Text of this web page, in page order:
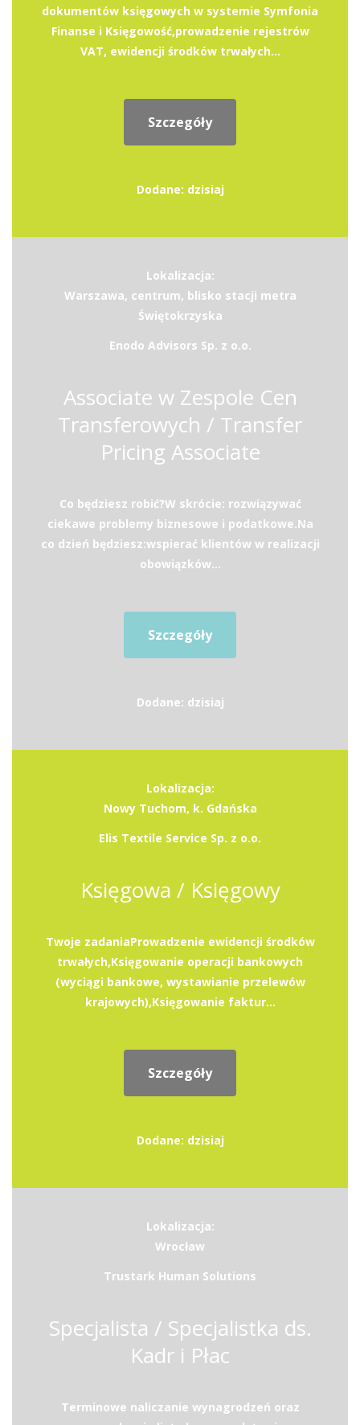
dokumentów księgowych w systemie Symfonia
Finanse i Księgowość,prowadzenie rejestrów
VAT, ewidencji środków trwałych...
Szczegóły
Dodane: dzisiaj
Lokalizacja:
Warszawa, centrum, blisko stacji metra
Świętokrzyska
Enodo Advisors Sp. z o.o.
Associate w Zespole Cen
Transferowych / Transfer
Pricing Associate
Co będziesz robić?W skrócie: rozwiązywać
ciekawe problemy biznesowe i podatkowe.Na
co dzień będziesz:wspierać klientów w realizacji
obowiązków...
Szczegóły
Dodane: dzisiaj
Lokalizacja:
Nowy Tuchom, k. Gdańska
Elis Textile Service Sp. z o.o.
Księgowa / Księgowy
Twoje zadaniaProwadzenie ewidencji środków
trwałych,Księgowanie operacji bankowych
(wyciągi bankowe, wystawianie przelewów
krajowych),Księgowanie faktur...
Szczegóły
Dodane: dzisiaj
Lokalizacja:
Wrocław
Trustark Human Solutions
Specjalista / Specjalistka ds.
Kadr i Płac
Terminowe naliczanie wynagrodzeń oraz